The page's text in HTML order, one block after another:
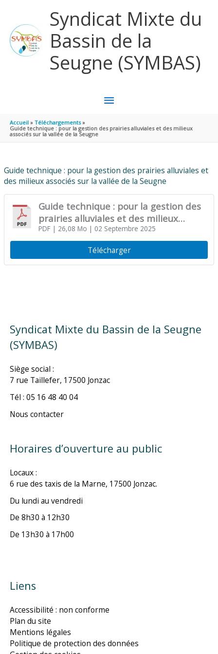
Syndicat Mixte du
Bassin de la
Seugne (SYMBAS)
MENU
PRINCIPAL
Accueil
Téléchargements
Guide technique : pour la gestion des prairies alluviales et des milieux
associés sur la vallée de la Seugne
Guide technique : pour la gestion des prairies alluviales et
des milieux associés sur la vallée de la Seugne
Guide technique : pour la gestion des
prairies alluviales et des milieux
associés sur la vallée de la Seugne
PDF| 26,08 Mo | 02 Septembre 2025
Télécharger
Syndicat Mixte du Bassin de la Seugne
(SYMBAS)
Siège social :
7 rue Taillefer, 17500 Jonzac
Tél : 05 16 48 40 04
Nous contacter
Horaires d’ouverture au public
Locaux :
6 rue des taxis de la Marne, 17500 Jonzac.
Du lundi au vendredi
De 8h30 à 12h30
De 13h30 à 17h00
Liens
Accessibilité : non conforme
Plan du site
Mentions légales
Politique de protection des données